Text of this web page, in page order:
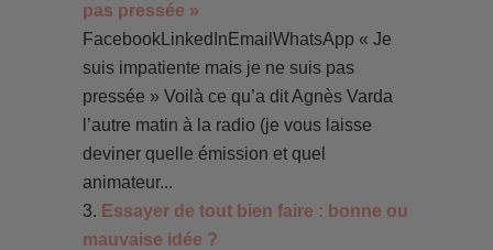
pas pressée »
FacebookLinkedInEmailWhatsApp « Je
suis impatiente mais je ne suis pas
pressée » Voilà ce qu’a dit Agnès Varda
l’autre matin à la radio (je vous laisse
deviner quelle émission et quel
animateur...
Essayer de tout bien faire : bonne ou
mauvaise idée ?